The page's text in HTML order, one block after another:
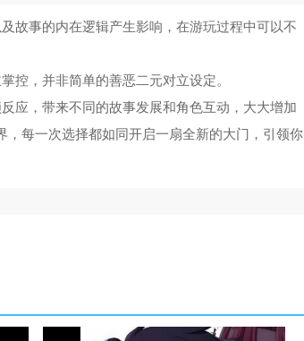
故事的内在逻辑产生影响，在游玩过程中可以不
控，并非简单的善恶二元对立设定。
应，带来不同的故事发展和角色互动，大大增加
每一次选择都如同开启一扇全新的大门，引领你